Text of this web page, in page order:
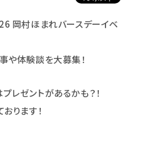
岡村ほまれバースデーイベ
や体験談を大募集！
レゼントがあるかも？！
ります！